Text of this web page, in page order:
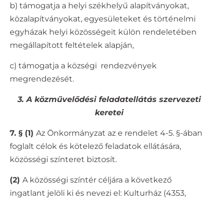
b) támogatja a helyi székhelyű alapítványokat,
közalapítványokat, egyesületeket és történelmi
egyházak helyi közösségeit külön rendeletében
megállapított feltételek alapján,
c) támogatja a községi rendezvények
megrendezését.
3. A közművelődési feladatellátás szervezeti
keretei
7. § (1) Az Önkormányzat az e rendelet 4-5. §-ában
foglalt célok és kötelező feladatok ellátására,
közösségi színteret biztosít.
(2) A közösségi színtér céljára a következő
ingatlant jelöli ki és nevezi el: Kulturház (4353,